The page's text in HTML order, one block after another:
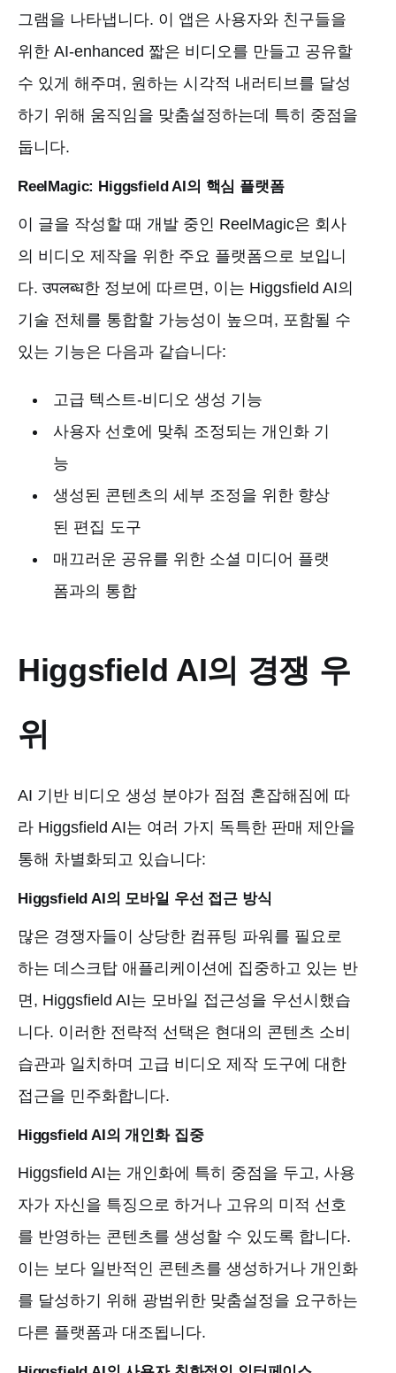
그램을 나타냅니다. 이 앱은 사용자와 친구들을
위한 AI-enhanced 짧은 비디오를 만들고 공유할
수 있게 해주며, 원하는 시각적 내러티브를 달성
하기 위해 움직임을 맞춤설정하는데 특히 중점을
둡니다.
ReelMagic: Higgsfield AI의 핵심 플랫폼
이 글을 작성할 때 개발 중인 ReelMagic은 회사
의 비디오 제작을 위한 주요 플랫폼으로 보입니
다. उपलब्ध한 정보에 따르면, 이는 Higgsfield AI의
기술 전체를 통합할 가능성이 높으며, 포함될 수
있는 기능은 다음과 같습니다:
고급 텍스트-비디오 생성 기능
사용자 선호에 맞춰 조정되는 개인화 기
능
생성된 콘텐츠의 세부 조정을 위한 향상
된 편집 도구
매끄러운 공유를 위한 소셜 미디어 플랫
폼과의 통합
Higgsfield AI의 경쟁 우
위
AI 기반 비디오 생성 분야가 점점 혼잡해짐에 따
라 Higgsfield AI는 여러 가지 독특한 판매 제안을
통해 차별화되고 있습니다:
Higgsfield AI의 모바일 우선 접근 방식
많은 경쟁자들이 상당한 컴퓨팅 파워를 필요로
하는 데스크탑 애플리케이션에 집중하고 있는 반
면, Higgsfield AI는 모바일 접근성을 우선시했습
니다. 이러한 전략적 선택은 현대의 콘텐츠 소비
습관과 일치하며 고급 비디오 제작 도구에 대한
접근을 민주화합니다.
Higgsfield AI의 개인화 집중
Higgsfield AI는 개인화에 특히 중점을 두고, 사용
자가 자신을 특징으로 하거나 고유의 미적 선호
를 반영하는 콘텐츠를 생성할 수 있도록 합니다.
이는 보다 일반적인 콘텐츠를 생성하거나 개인화
를 달성하기 위해 광범위한 맞춤설정을 요구하는
다른 플랫폼과 대조됩니다.